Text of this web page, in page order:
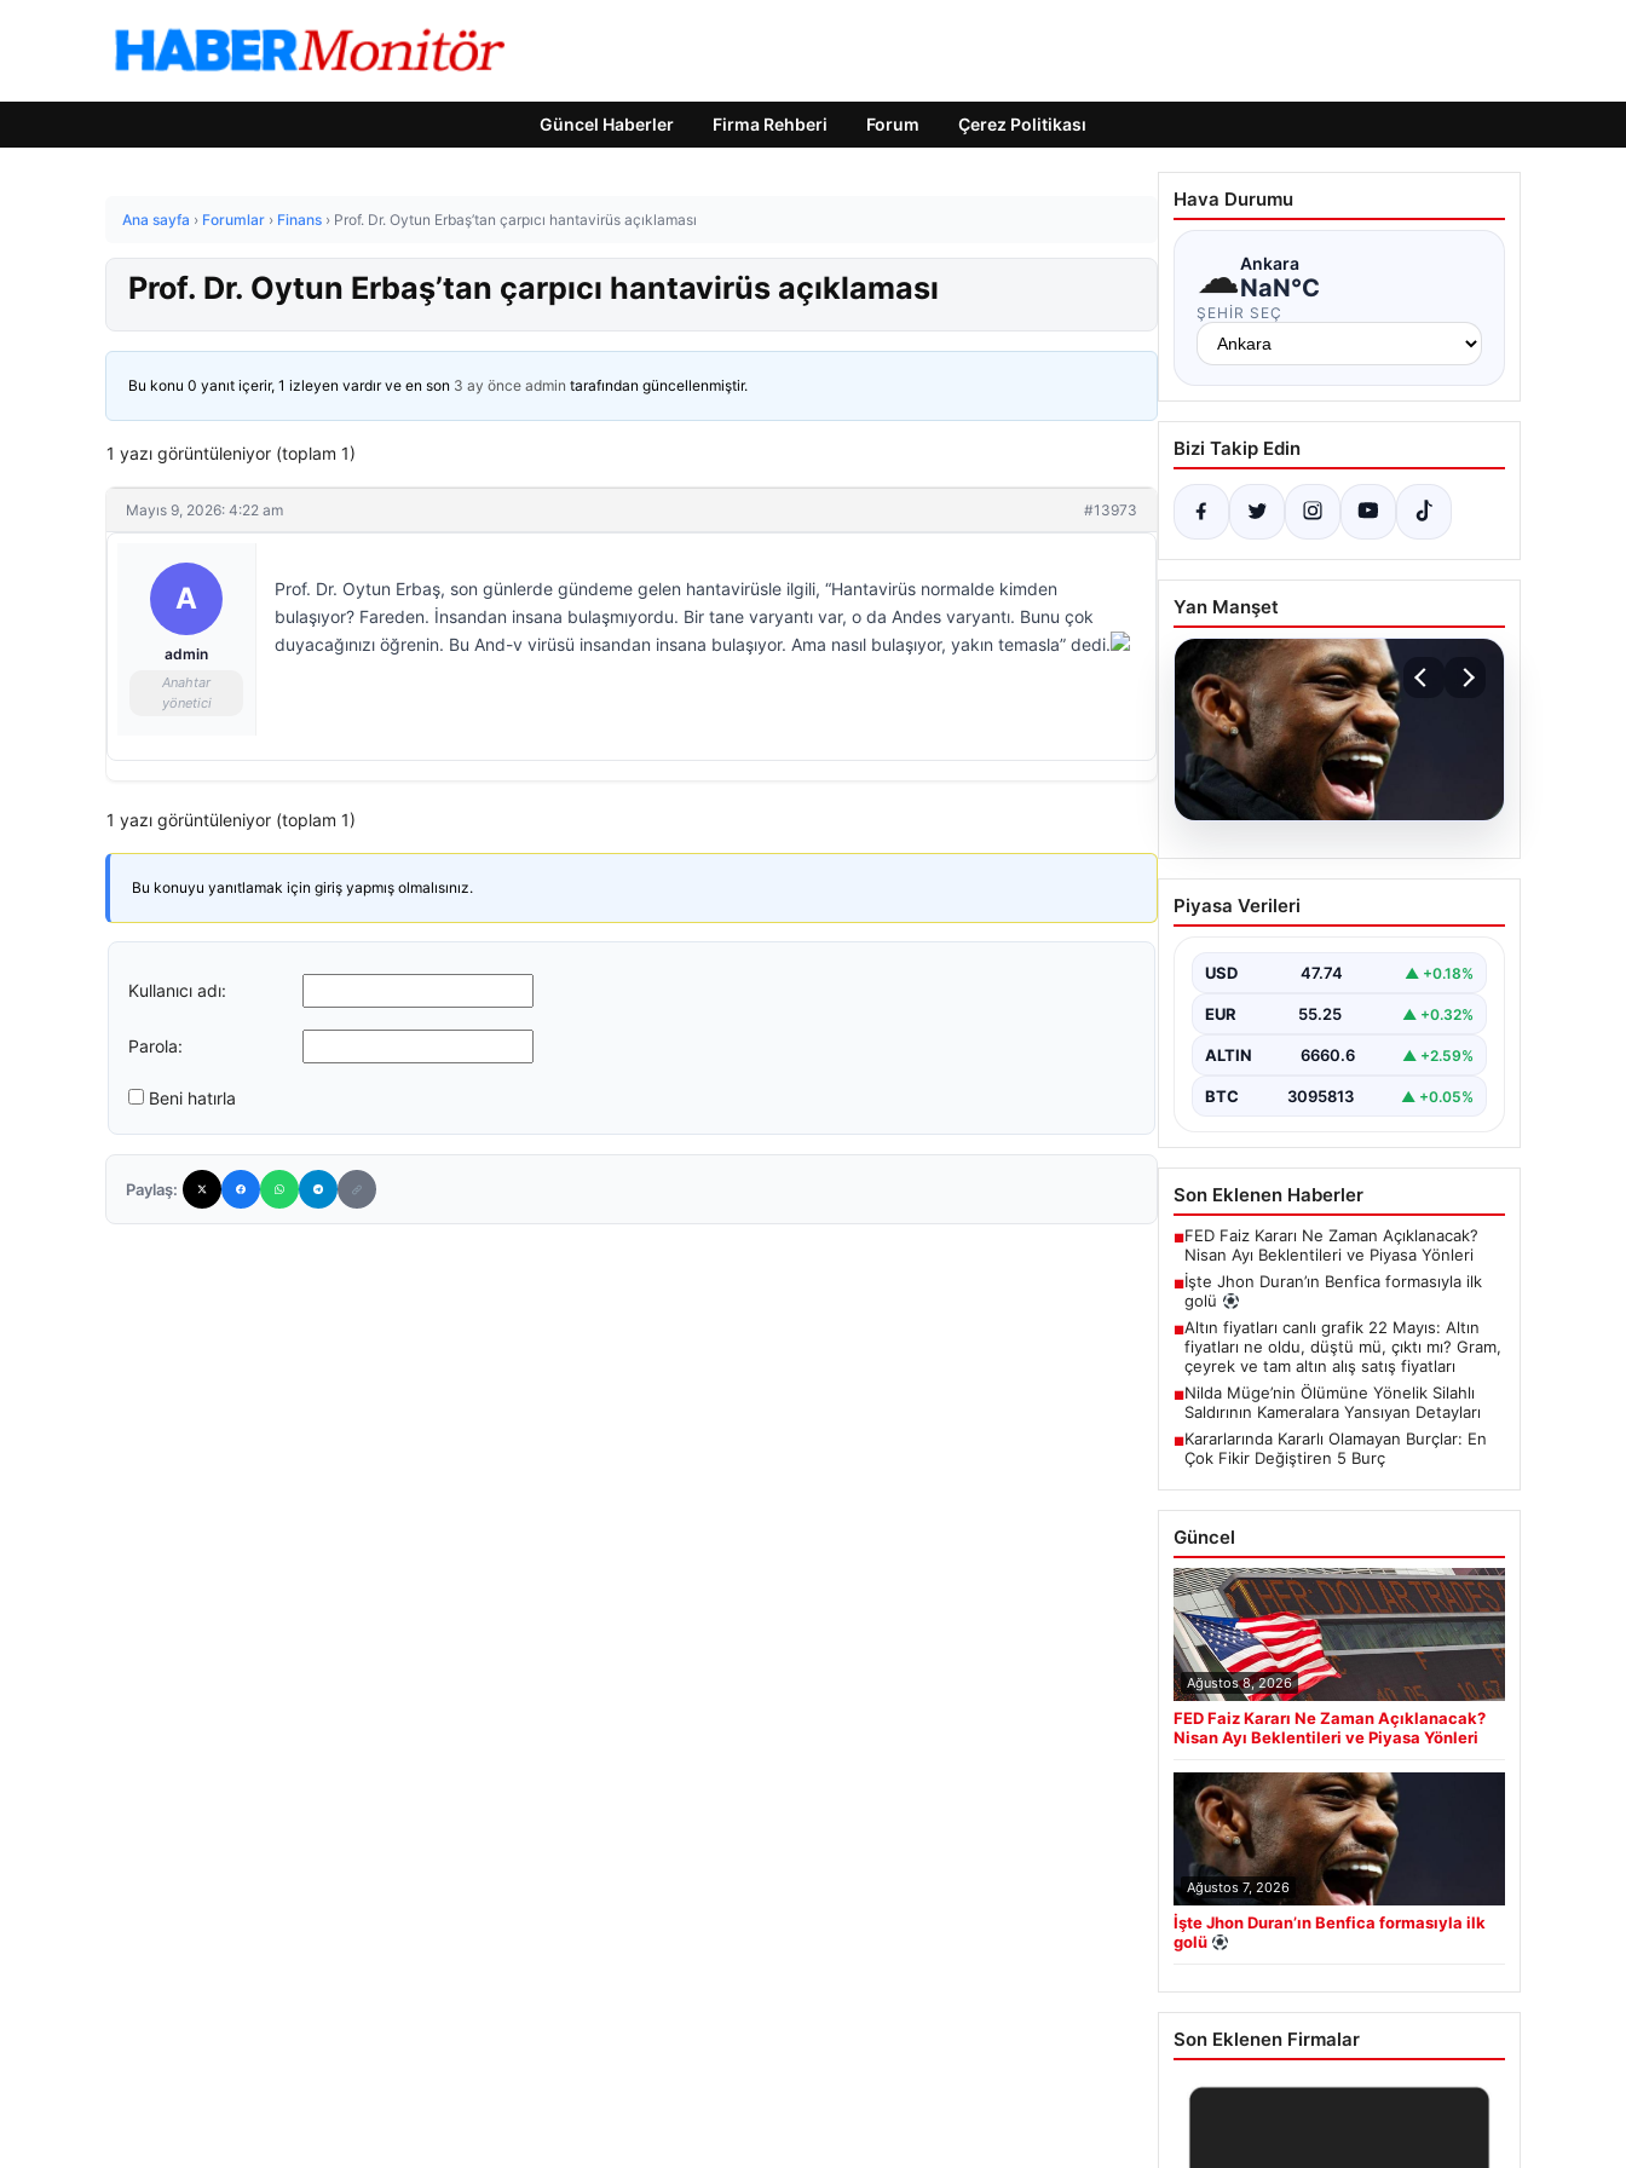
Güncel Haberler Firma Rehberi Forum Çerez Politikası
Ana sayfa › Forumlar › Finans › Prof. Dr. Oytun Erbaş’tan çarpıcı hantavirüs açıklaması
Prof. Dr. Oytun Erbaş’tan çarpıcı hantavirüs açıklaması
Bu konu 0 yanıt içerir, 1 izleyen vardır ve en son 3 ay önce admin tarafından güncellenmiştir.
1 yazı görüntüleniyor (toplam 1)
Mayıs 9, 2026: 4:22 am #13973
A
admin
Anahtar
yönetici
Prof. Dr. Oytun Erbaş, son günlerde gündeme gelen hantavirüsle ilgili, “Hantavirüs normalde kimden
bulaşıyor? Fareden. İnsandan insana bulaşmıyordu. Bir tane varyantı var, o da Andes varyantı. Bunu çok
duyacağınızı öğrenin. Bu And-v virüsü insandan insana bulaşıyor. Ama nasıl bulaşıyor, yakın temasla” dedi.
1 yazı görüntüleniyor (toplam 1)
Bu konuyu yanıtlamak için giriş yapmış olmalısınız.
Kullanıcı adı:
Parola:
Beni hatırla
Paylaş:
Hava Durumu
☁Ankara
NaN°C
ŞEHIR SEÇ
Bizi Takip Edin
Yan Manşet
07.08.2026
İşte Jhon Duran’ın Benfica
formasıyla ilk golü
Piyasa Verileri
USD 47.74 ▲ +0.18%
EUR 55.25 ▲ +0.32%
ALTIN 6660.6 ▲ +2.59%
BTC 3095813 ▲ +0.05%
Son Eklenen Haberler
■FED Faiz Kararı Ne Zaman Açıklanacak?
Nisan Ayı Beklentileri ve Piyasa Yönleri
■İşte Jhon Duran’ın Benfica formasıyla ilk
golü
■Altın fiyatları canlı grafik 22 Mayıs: Altın
fiyatları ne oldu, düştü mü, çıktı mı? Gram,
çeyrek ve tam altın alış satış fiyatları
■Nilda Müge’nin Ölümüne Yönelik Silahlı
Saldırının Kameralara Yansıyan Detayları
■Kararlarında Kararlı Olamayan Burçlar: En
Çok Fikir Değiştiren 5 Burç
Güncel
Ağustos 8, 2026
FED Faiz Kararı Ne Zaman Açıklanacak?
Nisan Ayı Beklentileri ve Piyasa Yönleri
Ağustos 7, 2026
İşte Jhon Duran’ın Benfica formasıyla ilk
golü
Son Eklenen Firmalar